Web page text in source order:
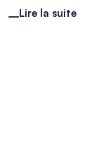
Lire la suite